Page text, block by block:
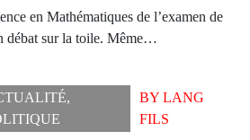
en Mathématiques de l’examen de
débat sur la toile. Même…
,
BYLANG
FILS